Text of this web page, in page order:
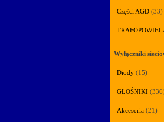
Części AGD (33)
Wyłączniki
Diody (15)
GŁOŚNIKI
Akcesoria (21)